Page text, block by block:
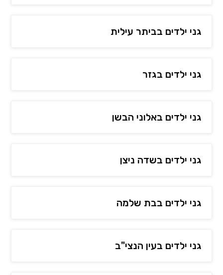
גני ילדים בביתר עילית
גני ילדים בגזר
גני ילדים באלוני הבשן
גני ילדים בשדה ניצן
גני ילדים בבת שלמה
גני ילדים בעין הנצי"ב